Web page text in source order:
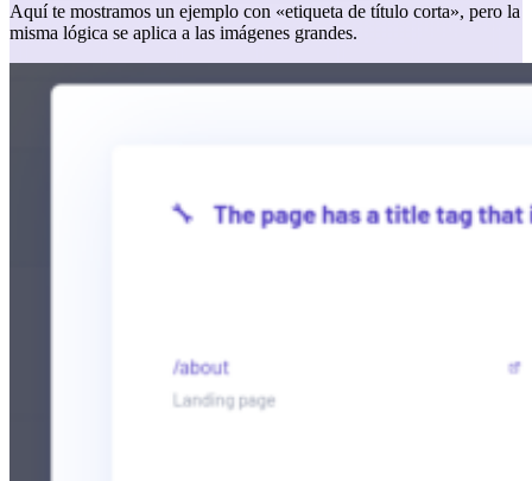
Aquí te mostramos un ejemplo con «etiqueta de título corta», pero la
misma lógica se aplica a las imágenes grandes.